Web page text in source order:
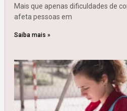
Mais que apenas dificuldades de
afeta pessoas em
Saiba mais »